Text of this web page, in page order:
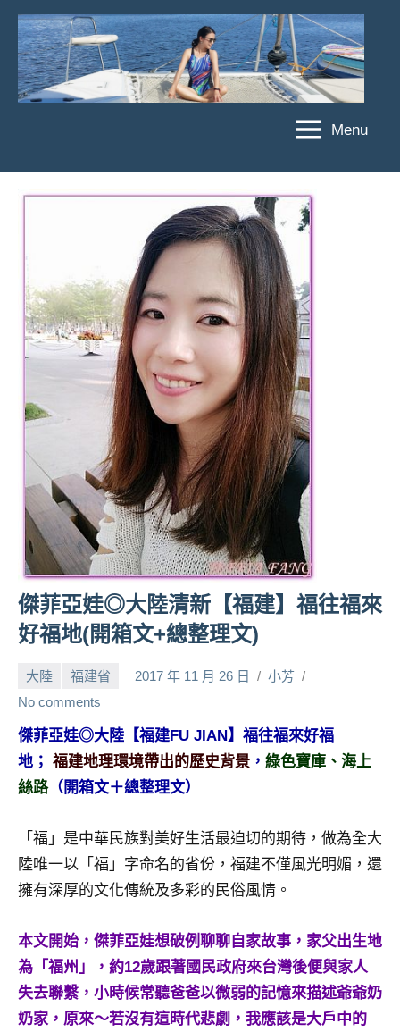
Skip
content
菲
亞
JEFFIA
FANG
團、
主
題
旅
人
路、
旅
遊
目
來
賓、
News
金
號
節
班
底、
外
主
持、
哥
窟
泰
國
旅
Menu
傑菲亞娃◎大陸清新【福建】福往福來
好福地(開箱文+總整理文)
大陸 福建省 2017 年 11 月 26 日
小芳
No comments
傑菲亞娃◎大陸【福建FU JIAN】福往福來好福
地； 福建地理環境帶出的歷史背景 ， 綠色寶庫、海上
絲路（開箱文＋總整理文）
「福」是中華民族對美好生活最迫切的期待，做為全大
陸唯一以「福」字命名的省份，福建不僅風光明媚，還
擁有深厚的文化傳統及多彩的民俗風情。
本文開始，傑菲亞娃想破例聊聊自家故事，家父出生地
為「福州」，約12歲跟著國民政府來台灣後便與家人
失去聯繫，小時候常聽爸爸以微弱的記憶來描述爺爺奶
奶家，原來～若沒有這時代悲劇，我應該是大戶中的